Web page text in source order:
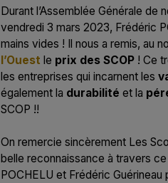
Durant l’Assemblée Générale de
vendredi 3 mars 2023, Frédéric
mains vides ! Il nous a remis, au
l’Ouest le prix des SCOP! Ce
les entreprises qui incarnent les
également la durabilité et la
SCOP !!
On remercie sincèrement Les
belle reconnaissance à travers
POCHELU et Frédéric